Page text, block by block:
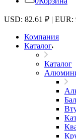
USD: 82.61 ₽ | EUR:
Компания
Каталог
Каталог